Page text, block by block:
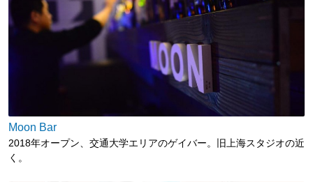
Moon Bar
2018年オープン、交通大学エリアのゲイバー。旧上海スタジオの近
く。